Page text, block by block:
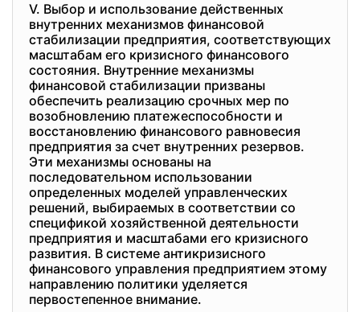
V. Выбор и использование действенных
внутренних механизмов финансовой
стабилизации предприятия, соответствующих
масштабам его кризисного финансового
состояния. Внутренние механизмы
финансовой стабилизации призваны
обеспечить реализацию срочных мер по
возобновлению платежеспособности и
восстановлению финансового равновесия
предприятия за счет внутренних резервов.
Эти механизмы основаны на
последовательном использовании
определенных моделей управленческих
решений, выбираемых в соответствии со
спецификой хозяйственной деятельности
предприятия и масштабами его кризисного
развития. В системе антикризисного
финансового управления предприятием этому
направлению политики уделяется
первостепенное внимание.